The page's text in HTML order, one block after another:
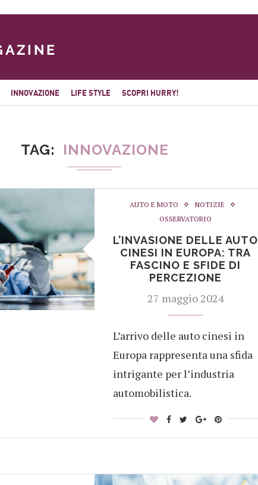
INNOVAZIONE LIFE STYLE SCOPRI HURRY!
TAG INNOVAZIONE
AUTO E MOTO
NOTIZIE
OSSERVATORIO
L’INVASIONE DELLE AUTO
CINESI IN EUROPA: TRA
FASCINO E SFIDE DI
PERCEZIONE
27 maggio 2024
L’arrivo delle auto cinesi in
Europa rappresenta una sfida
intrigante per l’industria
automobilistica.